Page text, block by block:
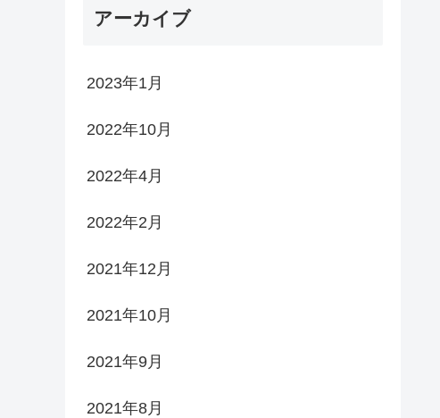
アーカイブ
2023年1月
2022年10月
2022年4月
2022年2月
2021年12月
2021年10月
2021年9月
2021年8月